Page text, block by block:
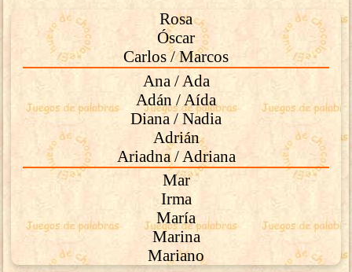
Rosa
Óscar
Carlos / Marcos
Ana / Ada
Adán / Aída
Diana / Nadia
Adrián
Ariadna / Adriana
Mar
Irma
María
Marina
Mariano